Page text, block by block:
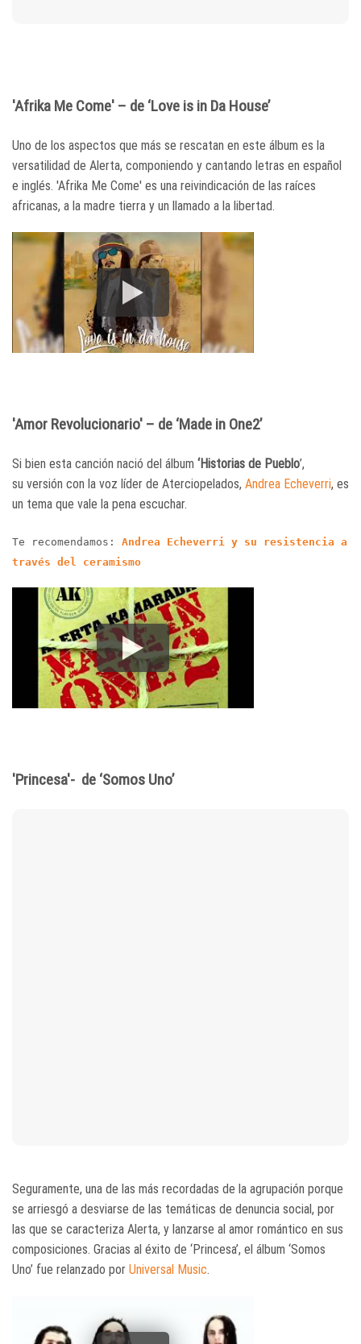
'Afrika Me Come' – de ‘Love is in Da House’
Uno de los aspectos que más se rescatan en este álbum es la
versatilidad de Alerta, componiendo y cantando letras en español
e inglés. 'Afrika Me Come' es una reivindicación de las raíces
africanas, a la madre tierra y un llamado a la libertad.
'Amor Revolucionario' – de ‘Made in One2’
Si bien esta canción nació del álbum ‘Historias de Pueblo’,
su versión con la voz líder de Aterciopelados, Andrea Echeverri, es
un tema que vale la pena escuchar.
Te recomendamos: Andrea Echeverri y su resistencia a
través del ceramismo
'Princesa'- de ‘Somos Uno’
Seguramente, una de las más recordadas de la agrupación porque
se arriesgó a desviarse de las temáticas de denuncia social, por
las que se caracteriza Alerta, y lanzarse al amor romántico en sus
composiciones. Gracias al éxito de ‘Princesa’, el álbum ‘Somos
Uno’ fue relanzado por Universal Music.